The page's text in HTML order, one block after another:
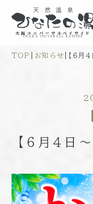
天然温泉
大阪ユニバーサルベイサイド
OSAKA UNIVERSAL BAYSIDE
TOP お知らせ 【６月
【６月４日